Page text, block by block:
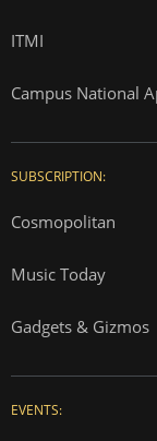
ITMI
Campus National
SUBSCRIPTION:
Cosmopolitan
Music Today
Gadgets & Gizmos
EVENTS: